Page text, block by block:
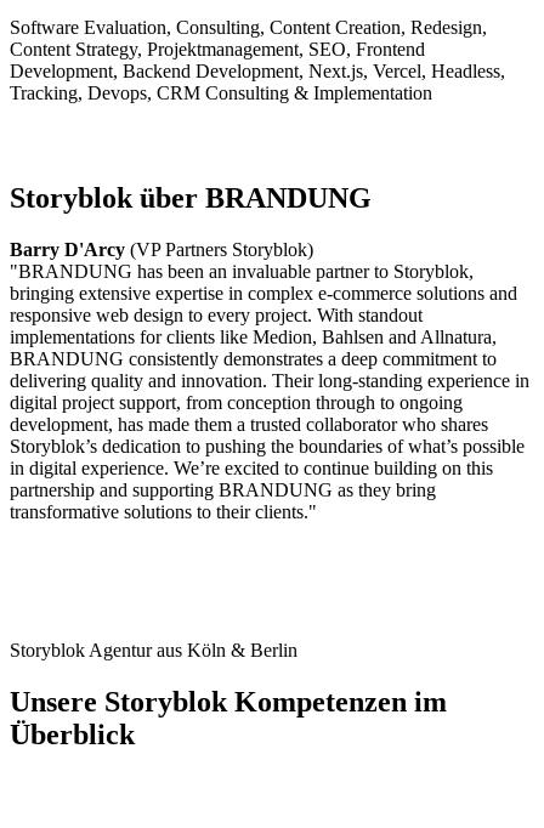
Software Evaluation, Consulting, Content Creation, Redesign,
Content Strategy, Projektmanagement, SEO, Frontend
Development, Backend Development, Next.js, Vercel, Headless,
Tracking, Devops, CRM Consulting & Implementation
Storyblok über BRANDUNG
Barry D'Arcy (VP Partners Storyblok)
"BRANDUNG has been an invaluable partner to Storyblok,
bringing extensive expertise in complex e-commerce solutions and
responsive web design to every project. With standout
implementations for clients like Medion, Bahlsen and Allnatura,
BRANDUNG consistently demonstrates a deep commitment to
delivering quality and innovation. Their long-standing experience in
digital project support, from conception through to ongoing
development, has made them a trusted collaborator who shares
Storyblok’s dedication to pushing the boundaries of what’s possible
in digital experience. We’re excited to continue building on this
partnership and supporting BRANDUNG as they bring
transformative solutions to their clients."
Storyblok Agentur aus Köln & Berlin
Unsere Storyblok Kompetenzen im
Überblick